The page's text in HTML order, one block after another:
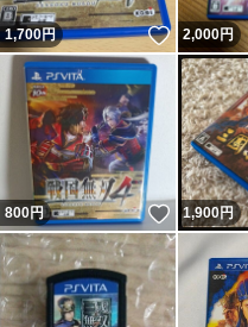
1,700円 いいね！
2,000円
800円 いいね！
1,900円